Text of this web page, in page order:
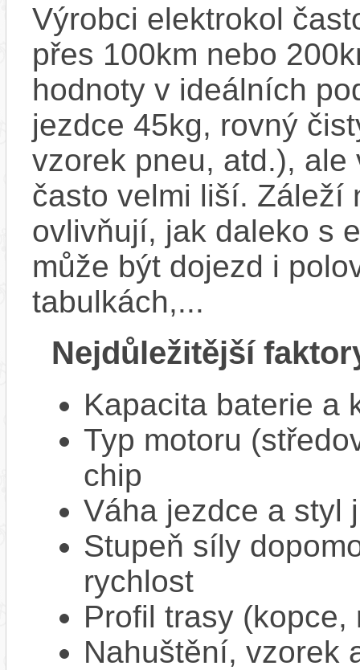
Výrobci elektrokol
přes 100km nebo
hodnoty v ideálních
jezdce 45kg, rovný
vzorek pneu, atd.),
často velmi liší. Záleží
ovlivňují, jak daleko s
může být dojezd i
tabulkách,...
Nejdůležitější
Kapacita baterie a
Typ motoru
chip
Váha jezdce a styl
Stupeň síly
rychlost
Profil trasy
Nahuštění, vzorek